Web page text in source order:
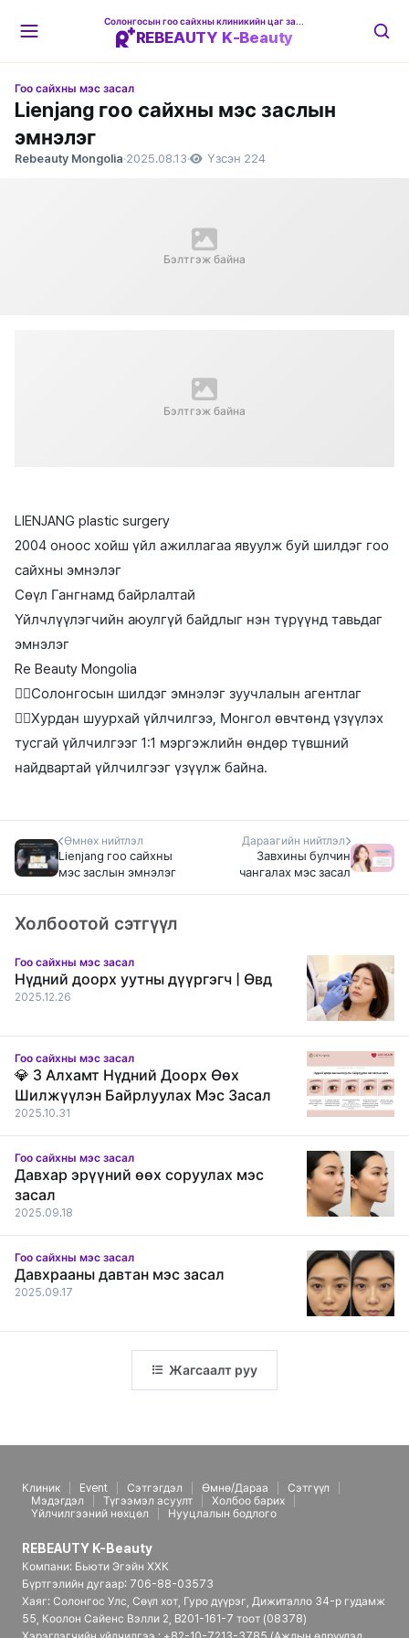
REBEAUTY K-Beauty
Гоо сайхны мэс засал
Lienjang гоо сайхны мэс заслын
эмнэлэг
Rebeauty Mongolia·2025.08.13· Үзсэн 224
Бэлтгэж байна
Бэлтгэж байна
LIENJANG plastic surgery
2004 оноос хойш үйл ажиллагаа явуулж буй шилдэг гоо
сайхны эмнэлэг
Сөүл Гангнамд байрлалтай
Үйлчлүүлэгчийн аюулгүй байдлыг нэн түрүүнд тавьдаг
эмнэлэг
Re Beauty Mongolia
👉🏻Солонгосын шилдэг эмнэлэг зуучлалын агентлаг
👉🏻Хурдан шуурхай үйлчилгээ, Монгол өвчтөнд үзүүлэх
тусгай үйлчилгээг 1:1 мэргэжлийн өндөр түвшний
найдвартай үйлчилгээг үзүүлж байна.
Өмнөх нийтлэл
Lienjang гоо сайхны
мэс заслын эмнэлэг
Дараагийн нийтлэл
Завхины булчин
чангалах мэс засал
Холбоотой сэтгүүл
Гоо сайхны мэс засал
Нүдний доорх уутны дүүргэгч | Өвд
2025.12.26
Гоо сайхны мэс засал
💎 3 Алхамт Нүдний Доорх Өөх
Шилжүүлэн Байрлуулах Мэс Засал
2025.10.31
Гоо сайхны мэс засал
Давхар эрүүний өөх соруулах мэс
засал
2025.09.18
Гоо сайхны мэс засал
Давхрааны давтан мэс засал
2025.09.17
Жагсаалт руу
Клиник Event Сэтгэгдэл Өмнө/Дараа
Сэтгүүл
Мэдэгдэл
Түгээмэл асуулт
Холбоо барих
Үйлчилгээний нөхцөл
Нууцлалын бодлого
REBEAUTY K-Beauty
Компани: Бьюти Эгэйн ХХК
Бүртгэлийн дугаар: 706-88-03573
Хаяг: Солонгос Улс, Сөүл хот, Гуро дүүрэг, Дижиталло 34-р гудамж
55, Коолон Сайенс Вэлли 2, B201-161-7 тоот (08378)